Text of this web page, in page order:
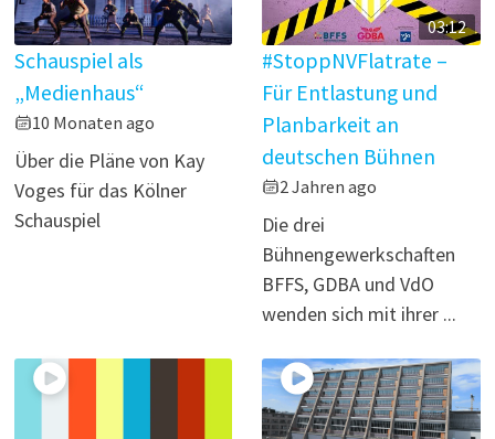
Schauspiel als
„Medienhaus“
10 Monaten ago
Über die Pläne von Kay
Voges für das Kölner
Schauspiel
03:12
#StoppNVFlatrate –
Für Entlastung und
Planbarkeit an
deutschen Bühnen
2 Jahren ago
Die drei
Bühnengewerkschaften
BFFS, GDBA und VdO
wenden sich mit ihrer ...